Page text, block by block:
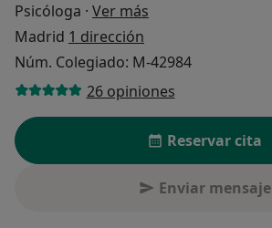
Psicóloga · Ver más
Madrid 1 dirección
Núm. Colegiado: M-42984
26 opiniones
Reservar cita
Enviar mensaje